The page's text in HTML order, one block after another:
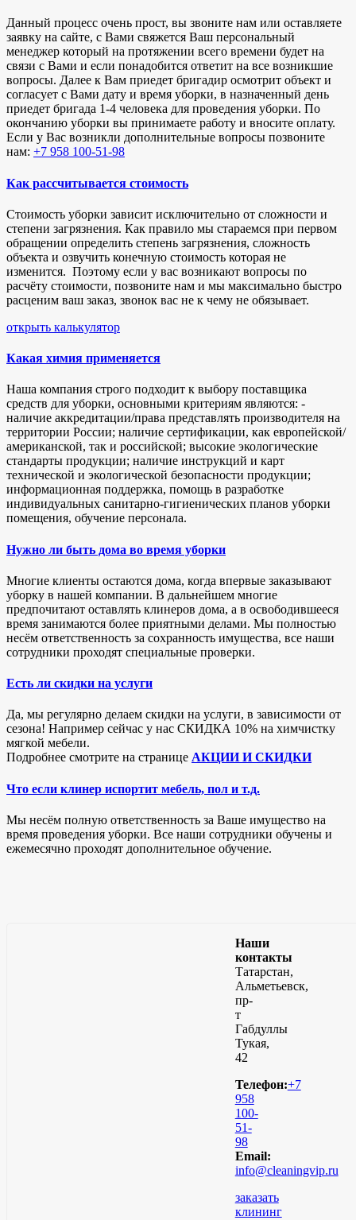
Данный процесс очень прост, вы звоните нам или оставляете
заявку на сайте, с Вами свяжется Ваш персональный
менеджер который на протяжении всего времени будет на
связи с Вами и если понадобится ответит на все возникшие
вопросы. Далее к Вам приедет бригадир осмотрит объект и
согласует с Вами дату и время уборки, в назначенный день
приедет бригада 1-4 человека для проведения уборки. По
окончанию уборки вы принимаете работу и вносите оплату.
Если у Вас возникли дополнительные вопросы позвоните
нам: +7 958 100-51-98
Как рассчитывается стоимость
Стоимость уборки зависит исключительно от сложности и
степени загрязнения. Как правило мы стараемся при первом
обращении определить степень загрязнения, сложность
объекта и озвучить конечную стоимость которая не
изменится. Поэтому если у вас возникают вопросы по
расчёту стоимости, позвоните нам и мы максимально быстро
расценим ваш заказ, звонок вас не к чему не обязывает.
открыть калькулятор
Какая химия применяется
Наша компания строго подходит к выбору поставщика
средств для уборки, основными критериям являются: -
наличие аккредитации/права представлять производителя на
территории России; наличие сертификации, как европейской/
американской, так и российской; высокие экологические
стандарты продукции; наличие инструкций и карт
технической и экологической безопасности продукции;
информационная поддержка, помощь в разработке
индивидуальных санитарно-гигиенических планов уборки
помещения, обучение персонала.
Нужно ли быть дома во время уборки
Многие клиенты остаются дома, когда впервые заказывают
уборку в нашей компании. В дальнейшем многие
предпочитают оставлять клинеров дома, а в освободившееся
время занимаются более приятными делами. Мы полностью
несём ответственность за сохранность имущества, все наши
сотрудники проходят специальные проверки.
Есть ли скидки на услуги
Да, мы регулярно делаем скидки на услуги, в зависимости от
сезона! Например сейчас у нас СКИДКА 10% на химчистку
мягкой мебели.
Подробнее смотрите на странице АКЦИИ И СКИДКИ
Что если клинер испортит мебель, пол и т.д.
Мы несём полную ответственность за Ваше имущество на
время проведения уборки. Все наши сотрудники обучены и
ежемесячно проходят дополнительное обучение.
Наши
контакты
Татарстан,
Альметьевск,
пр-
т
Габдуллы
Тукая,
42
Телефон:+7
958
100-
51-
98
Email:
info@cleaningvip.ru
заказать
клининг